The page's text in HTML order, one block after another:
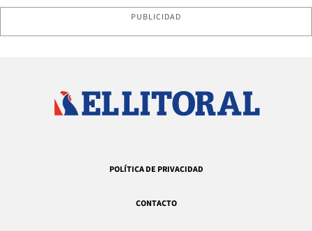
PUBLICIDAD
POLÍTICA DE PRIVACIDAD
CONTACTO